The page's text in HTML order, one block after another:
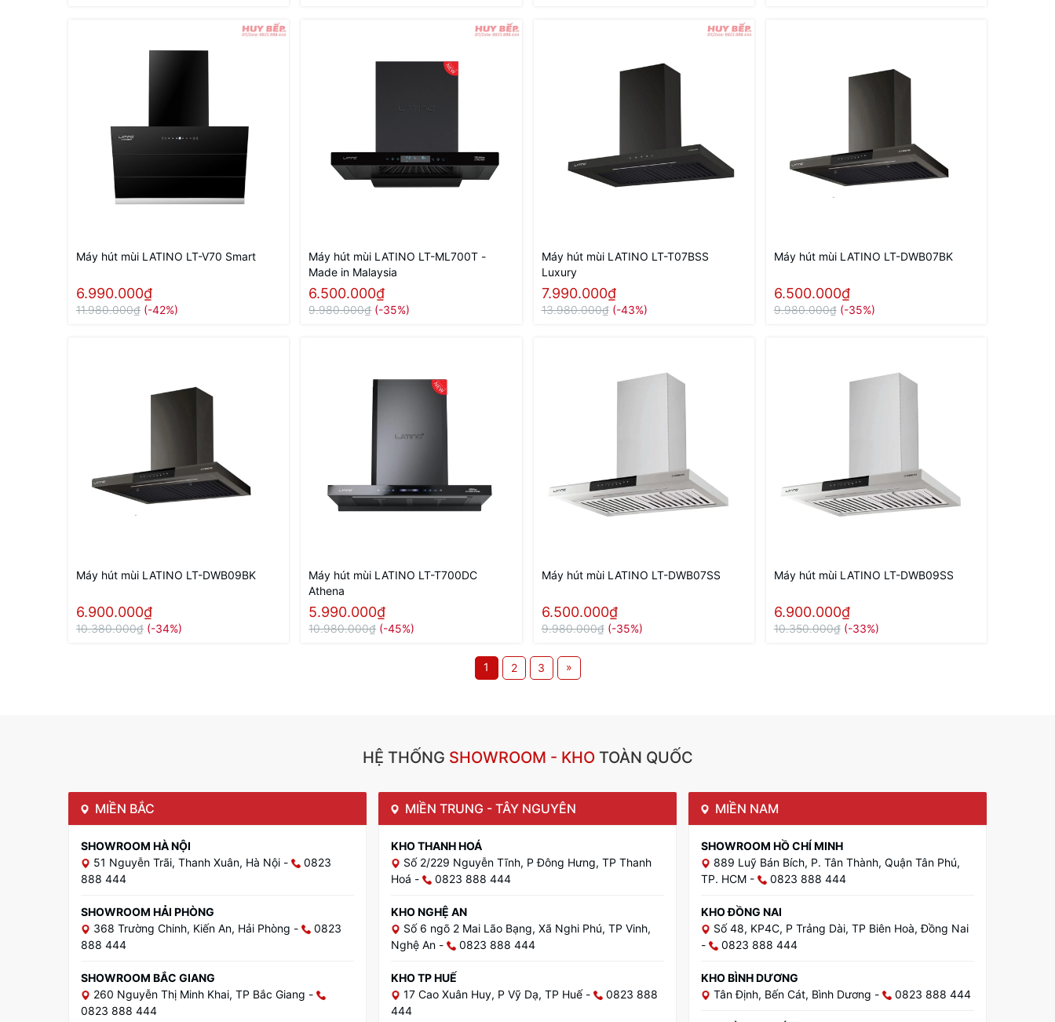
Máy hút mùi LATINO LT-V70 Smart
6.990.000₫
11.980.000₫ (-42%)
Máy hút mùi LATINO LT-ML700T -
Made in Malaysia
6.500.000₫
9.980.000₫ (-35%)
Máy hút mùi LATINO LT-T07BSS
Luxury
7.990.000₫
13.980.000₫ (-43%)
Máy hút mùi LATINO LT-DWB07BK
6.500.000₫
9.980.000₫ (-35%)
Máy hút mùi LATINO LT-DWB09BK
6.900.000₫
10.380.000₫ (-34%)
Máy hút mùi LATINO LT-T700DC
Athena
5.990.000₫
10.980.000₫ (-45%)
Máy hút mùi LATINO LT-DWB07SS
6.500.000₫
9.980.000₫ (-35%)
Máy hút mùi LATINO LT-DWB09SS
6.900.000₫
10.350.000₫ (-33%)
1 2 3 »
HỆ THỐNG SHOWROOM - KHO TOÀN QUỐC
MIỀN BẮC
SHOWROOM HÀ NỘI
51 Nguyễn Trãi, Thanh Xuân, Hà Nội -
0823
888 444
SHOWROOM HẢI PHÒNG
368 Trường Chinh, Kiến An, Hải Phòng -
0823
888 444
SHOWROOM BẮC GIANG
260 Nguyễn Thị Minh Khai, TP Bắc Giang -
0823 888 444
MIỀN TRUNG - TÂY NGUYÊN
KHO THANH HOÁ
Số 2/229 Nguyễn Tĩnh, P Đông Hưng, TP Thanh
Hoá - 0823 888 444
KHO NGHỆ AN
Số 6 ngõ 2 Mai Lão Bạng, Xã Nghi Phú, TP Vinh,
Nghệ An - 0823 888 444
KHO TP HUẾ
17 Cao Xuân Huy, P Vỹ Dạ, TP Huế -
0823 888
444
MIỀN NAM
SHOWROOM HỒ CHÍ MINH
889 Luỹ Bán Bích, P. Tân Thành, Quận Tân Phú,
TP. HCM - 0823 888 444
KHO ĐỒNG NAI
Số 48, KP4C, P Trảng Dài, TP Biên Hoà, Đồng Nai
-
0823 888 444
KHO BÌNH DƯƠNG
Tân Định, Bến Cát, Bình Dương - 0823 888 444